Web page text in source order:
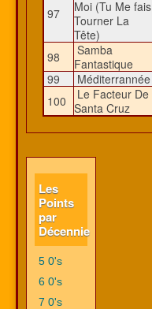
97
Moi (Tu Me fais
Tourner La
Tête)
98
Samba
Fantastique
99
Méditerrannée
100
Le Facteur De
Santa Cruz
Les
Points
par
Décennie
5 0's
6 0's
7 0's